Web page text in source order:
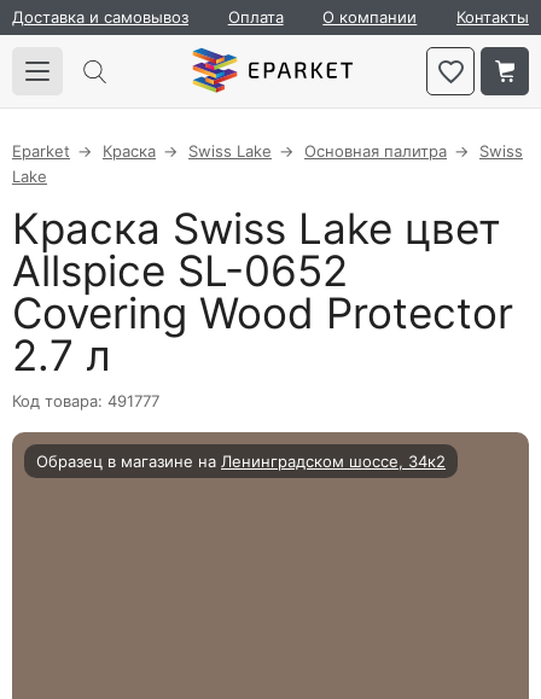
Доставка и самовывоз Оплата О компании Контакты
Eparket Краска Swiss Lake Основная палитра
Swiss
Lake
Краска Swiss Lake цвет
Allspice SL-0652
Covering Wood Protector
2.7 л
Код товара: 491777
Образец в магазине на Ленинградском шоссе, 34к2